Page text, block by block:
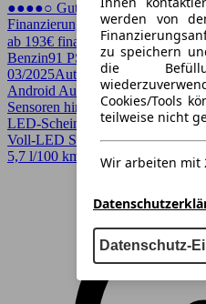
werden von
zu speichern
die
Cookies/Tools
teilweise nicht
Wir arbeiten mit
Datenschutz-
●●●●○ Guter Preis
Finanzierung möglich
ab 193€ finanzieren ↗
Benzin91 PS (67 kW)22.900 km
03/2025AutomatikKleinwagen5
Android Auto, Apple CarPlay,
Sensoren hinten, Garantie, HU/
LED-Scheinwerfer, Lichtsensor,
Voll-LED Scheinwerfer
5,7 l/100 km (komb.)* · CO2-